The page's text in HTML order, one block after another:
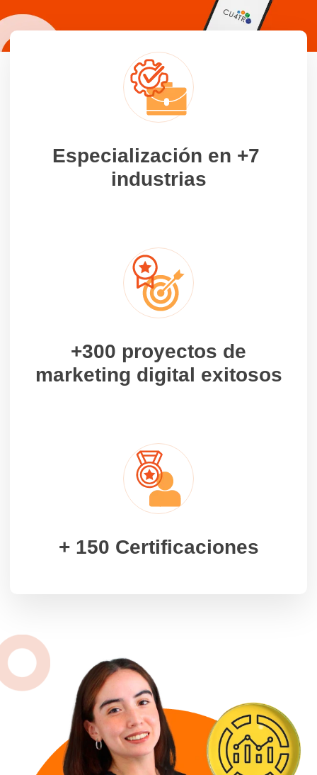
Especialización en +7
industrias
+300 proyectos de
marketing digital exitosos
+ 150 Certificaciones